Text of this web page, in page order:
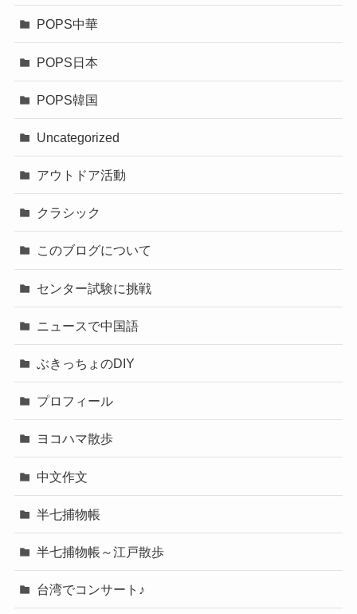
POPS中華
POPS日本
POPS韓国
Uncategorized
アウトドア活動
クラシック
このブログについて
センター試験に挑戦
ニュースで中国語
ぶきっちょのDIY
プロフィール
ヨコハマ散歩
中文作文
半七捕物帳
半七捕物帳～江戸散歩
台湾でコンサート♪